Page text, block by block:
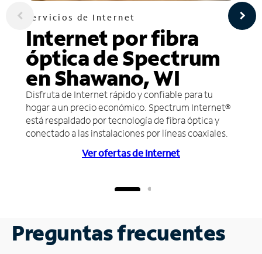
Servicios de Internet
Internet por fibra
óptica de Spectrum
en Shawano, WI
Disfruta de Internet rápido y confiable para tu
hogar a un precio económico. Spectrum Internet®
está respaldado por tecnología de fibra óptica y
conectado a las instalaciones por líneas coaxiales.
Ver ofertas de Internet
Preguntas frecuentes